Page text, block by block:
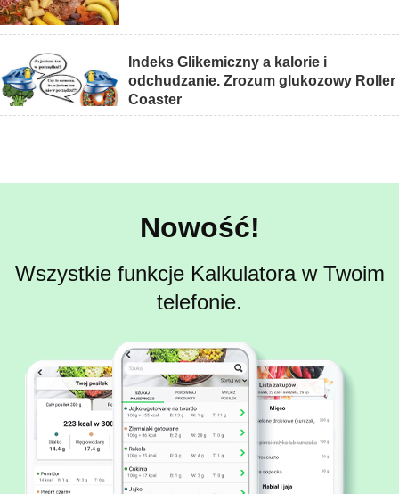
Indeks Glikemiczny a kalorie i
odchudzanie. Zrozum glukozowy Roller
Coaster
Nowość!
Wszystkie funkcje Kalkulatora w Twoim
telefonie.